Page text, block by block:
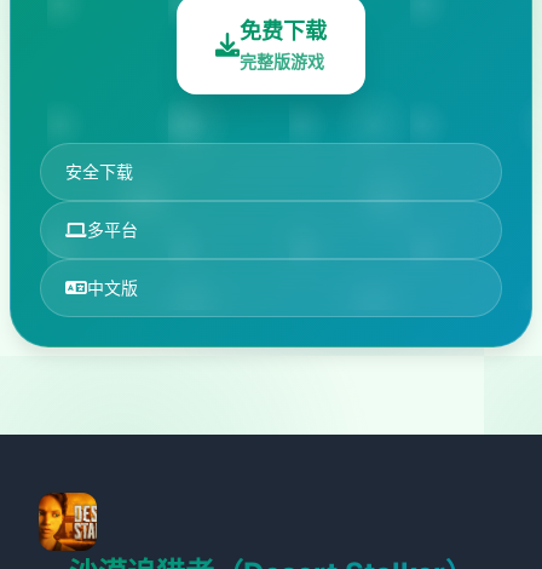
免费下载
完整版游戏
安全下载
多平台
中文版